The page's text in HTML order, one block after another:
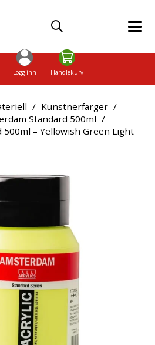
Logg inn Handlekurv
/ Kunstnerfarger /
Standard 500ml /
– Yellowish Green Light